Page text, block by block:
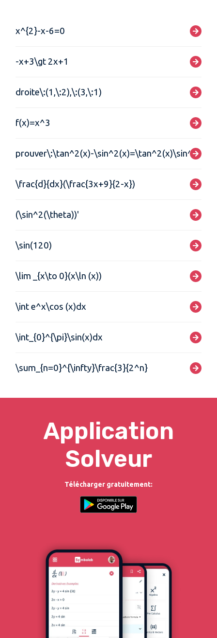
x^{2}-x-6=0
-x+3\gt 2x+1
droite\:(1,\:2),\:(3,\:1)
f(x)=x^3
prouver\:\tan^2(x)-\sin^2(x)=\tan^2(x)\sin^2(x)
\frac{d}{dx}(\frac{3x+9}{2-x})
(\sin^2(\theta))'
\sin(120)
\lim _{x\to 0}(x\ln (x))
\int e^x\cos (x)dx
\int_{0}^{\pi}\sin(x)dx
\sum_{n=0}^{\infty}\frac{3}{2^n}
Application
Solveur
Télécharger gratuitement: